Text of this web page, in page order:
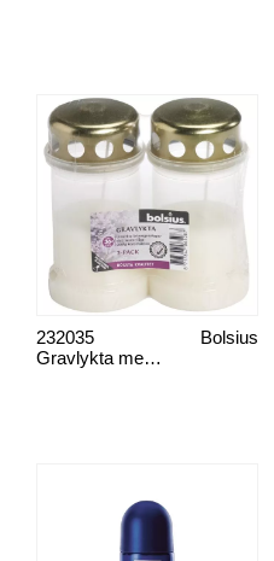
Gravlykta med lock
Bolsius
232035